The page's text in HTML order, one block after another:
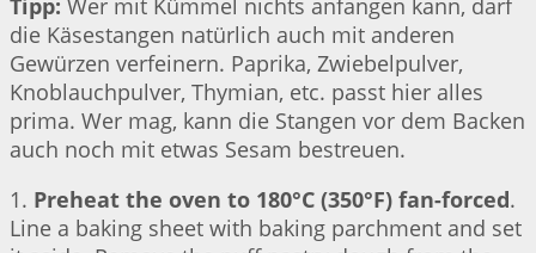
Tipp: Wer mit Kümmel nichts anfangen kann, darf
die Käsestangen natürlich auch mit anderen
Gewürzen verfeinern. Paprika, Zwiebelpulver,
Knoblauchpulver, Thymian, etc. passt hier alles
prima. Wer mag, kann die Stangen vor dem Backen
auch noch mit etwas Sesam bestreuen.
1. Preheat the oven to 180°C (350°F) fan-forced.
Line a baking sheet with baking parchment and set